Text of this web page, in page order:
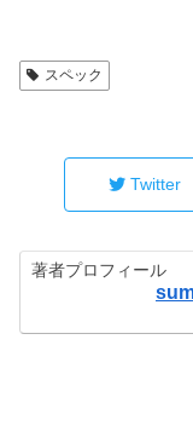
スペック
Twitter
著者プロフィール